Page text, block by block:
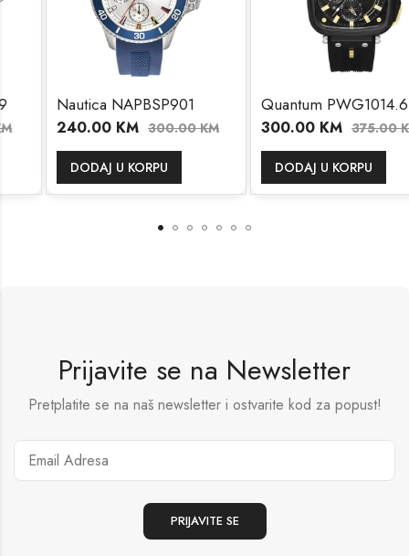
Nautica NAPBSP901
240.00KM 300.00KM
DODAJ U KORPU
Quantum PWG1014.651
300.00KM 375.00KM
DODAJ U KORPU
Prijavite se na Newsletter
Pretplatite se na naš newsletter i ostvarite kod za popust!